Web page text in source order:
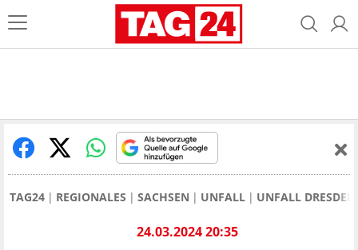
TAG24 REGIONALES SACHSEN UNFALL UNFALL
24.03.2024 20:35